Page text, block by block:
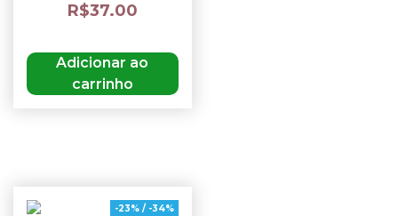
R$37.00
Adicionar ao
carrinho
-23% / -34%